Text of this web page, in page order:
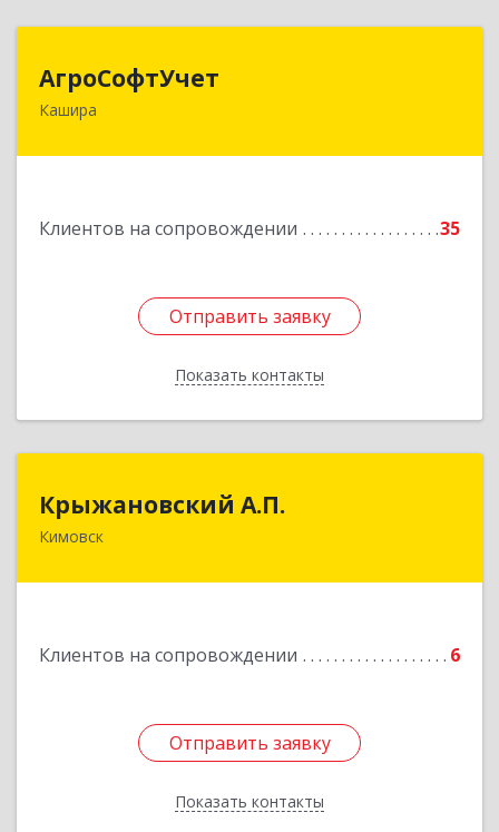
АгроСофтУчет
Кашира
Клиентов на сопровождении 35
Отправить заявку
Показать контакты
142932, Московская обл, г.о.Кашира, Каменка д,
Отправить заявку
Назад
Крыжановский А.П.
Кимовск
Клиентов на сопровождении 6
Отправить заявку
Показать контакты
Крыжановский А.П.
Отправить заявку
Назад